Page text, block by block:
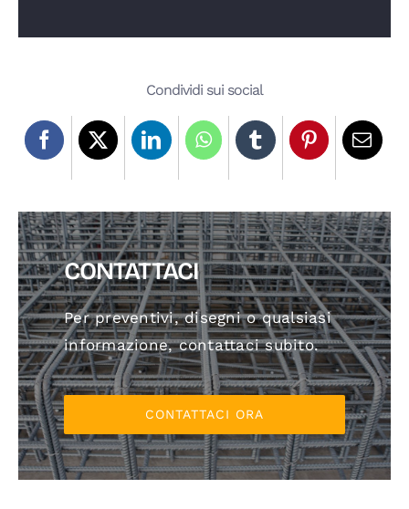
Condividi sui social
CONTATTACI
Per preventivi, disegni o qualsiasi
informazione, contattaci subito.
CONTATTACI ORA